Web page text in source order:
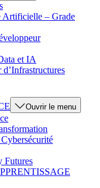
Artificielle – Grade
et IA
Ouvrir le menu
Futures